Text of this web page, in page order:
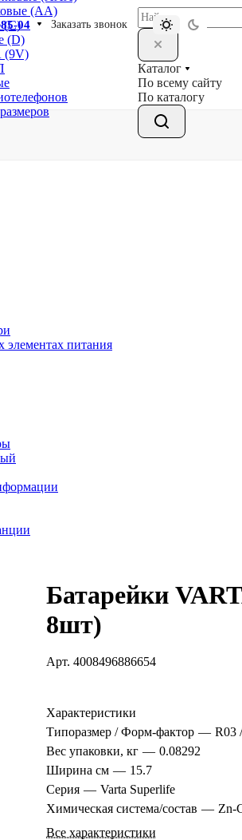
04 Заказать звонок
(АА)
(С)
(D)
(9V)
элементах питания
Каталог
По всему сайту
По каталогу
Батарейки
8шт)
Арт.4008496886654
Характеристики
Типоразмер / Форм-фактор — R03
Вес упаковки, кг — 0.08292
Ширина см — 15.7
Серия — Varta Superlife
Химическая система/состав — Zn-
Все характеристики